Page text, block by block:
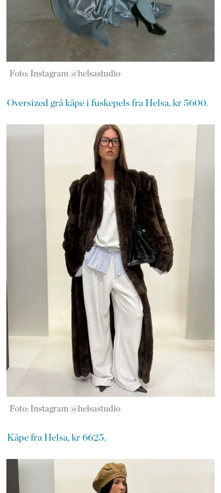
Foto: Instagram @helsastudio
Oversized grå kåpe i fuskepels fra Helsa, kr 5600.
Foto: Instagram @helsastudio
Kåpe fra Helsa, kr 6625.